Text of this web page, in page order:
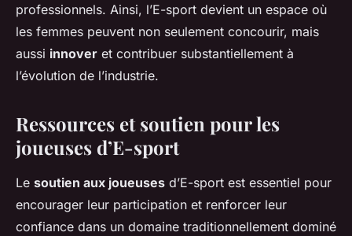
professionnels. Ainsi, l’E-sport devient un espace où
les femmes peuvent non seulement concourir, mais
aussi innover et contribuer substantiellement à
l’évolution de l’industrie.
Ressources et soutien pour les
joueuses d’E-sport
Le soutien aux joueuses d’E-sport est essentiel pour
encourager leur participation et renforcer leur
confiance dans un domaine traditionnellement dominé